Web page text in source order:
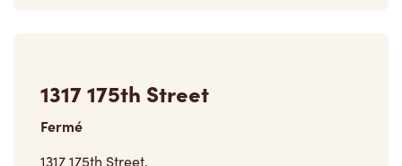
1317 175th Street
Fermé
1317 175th Street,